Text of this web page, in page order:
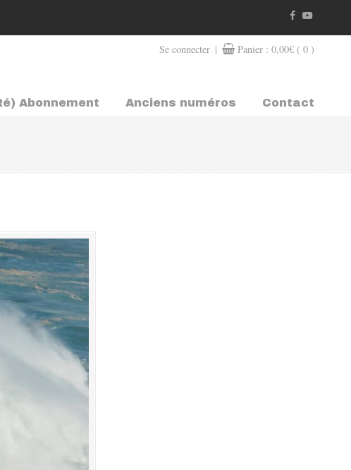
Se connecter | Panier : 0,00€ ( 0 )
Abonnement Anciens numéros Contact